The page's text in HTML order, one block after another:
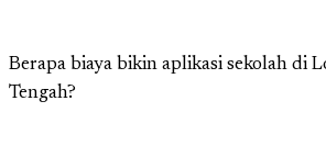
Berapa biaya bikin aplikasi sekolah di
Tengah?